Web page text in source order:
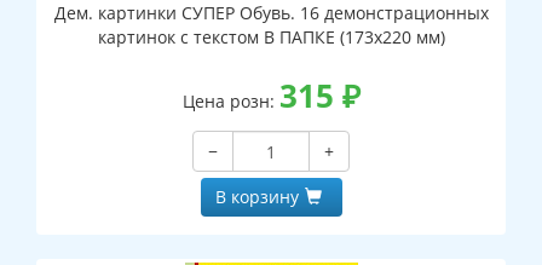
Дем. картинки СУПЕР Обувь. 16 демонстрационных
картинок с текстом В ПАПКЕ (173х220 мм)
Цена розн: 315 ₽
−
+
В корзину